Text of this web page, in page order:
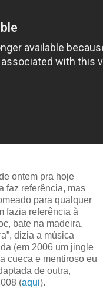
ontem pra hoje
faz referência, mas
para qualquer
fazia referência à
bate na madeira.
dizia a música
(em 2006 um jingle
cueca e mentiroso eu
de outra,
(aqui).